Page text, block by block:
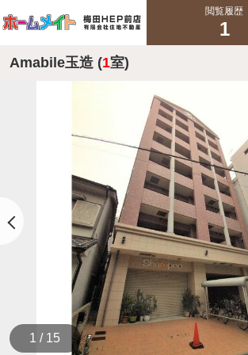
閲覧履歴
1
Amabile玉造 (1室)
1 / 15